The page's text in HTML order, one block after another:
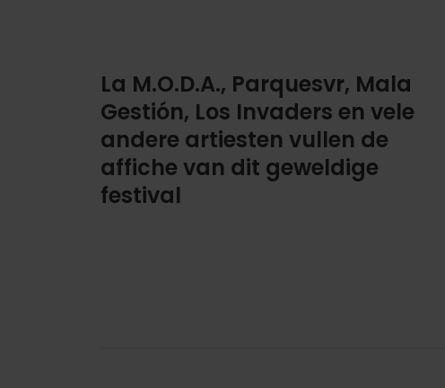
La M.O.D.A., Parquesvr, Mala
Gestión, Los Invaders en vele
andere artiesten vullen de
affiche van dit geweldige
festival